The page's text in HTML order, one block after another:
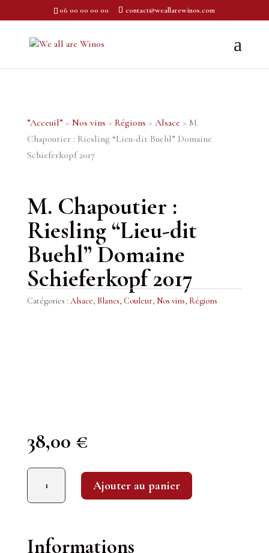
06 00 00 00 00 contact@weallarewinos.com
”Acceuil” > Nos vins > Régions > Alsace > M.
Chapoutier : Riesling “Lieu-dit Buehl” Domaine
Schieferkopf 2017
M. Chapoutier :
Riesling “Lieu-dit
Buehl” Domaine
Schieferkopf 2017
Catégories : Alsace, Blancs, Couleur, Nos vins, Régions
38,00 €
quantité de M. Chapoutier : Riesling "Lieu-dit Buehl" Domaine Schieferkopf 2017
Ajouter au panier
Informations